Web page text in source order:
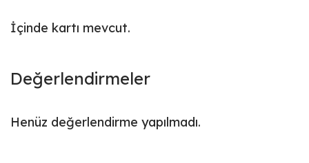
İçinde kartı mevcut.
Değerlendirmeler
Henüz değerlendirme yapılmadı.